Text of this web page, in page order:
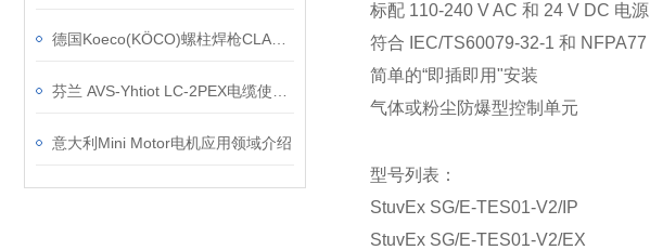
意大利Mini Motor电机应用领域介绍
标配 110-240 V AC 和 24 V DC 电源
符合 IEC/TS60079-32-1 和 NFPA77
简单的“即插即用"安装
气体或粉尘防爆型控制单元
型号列表：
StuvEx SG/E-TES01-V2/IP
StuvEx SG/E-TES01-V2/EX